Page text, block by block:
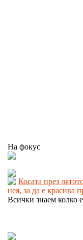
На фокус
Косата през
нея, за да е красива
Всички знаем колко